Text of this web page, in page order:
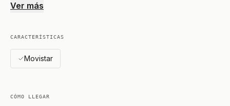
Ver más
CARACTERÍSTICAS
Movistar
CÓMO LLEGAR